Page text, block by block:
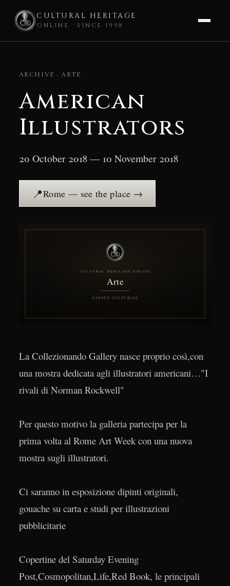
CULTURAL HERITAGE
ONLINE · SINCE 1998
contentARCHIVE · ARTE
American
Illustrators
20 October 2018 — 10 November 2018
📍Rome — see the place →
La Collezionando Gallery nasce proprio così,con
una mostra dedicata agli illustratori americani…"I
rivali di Norman Rockwell"
Per questo motivo la galleria partecipa per la
prima volta al Rome Art Week con una nuova
mostra sugli illustratori.
Ci saranno in esposizione dipinti originali,
gouache su carta e studi per illustrazioni
pubblicitarie
Copertine del Saturday Evening
Post,Cosmopolitan,Life,Red Book, le principali